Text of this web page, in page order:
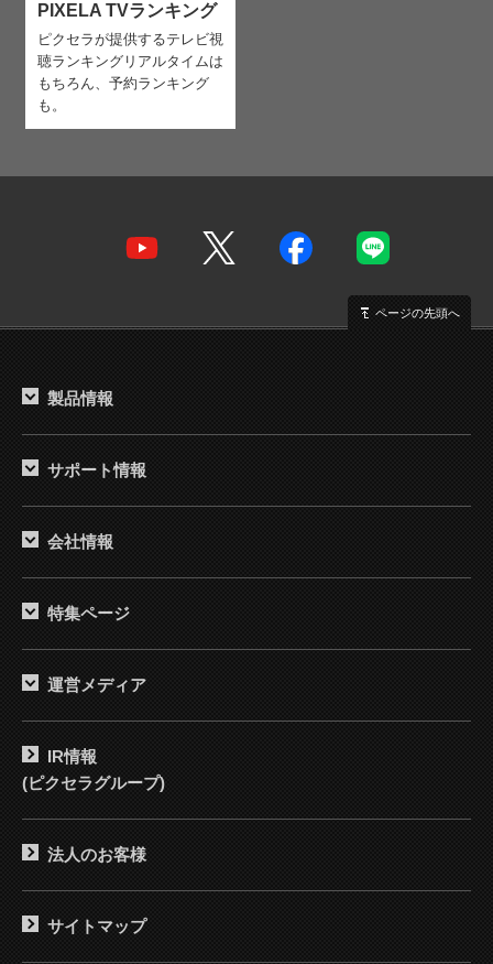
PIXELA TVランキング
ピクセラが提供するテレビ視
聴ランキング リアルタイムは
もちろん、予約ランキング
も。
ページの先頭へ
製品情報
サポート情報
会社情報
特集ページ
運営メディア
IR情報
(ピクセラグループ)
法人のお客様
サイトマップ